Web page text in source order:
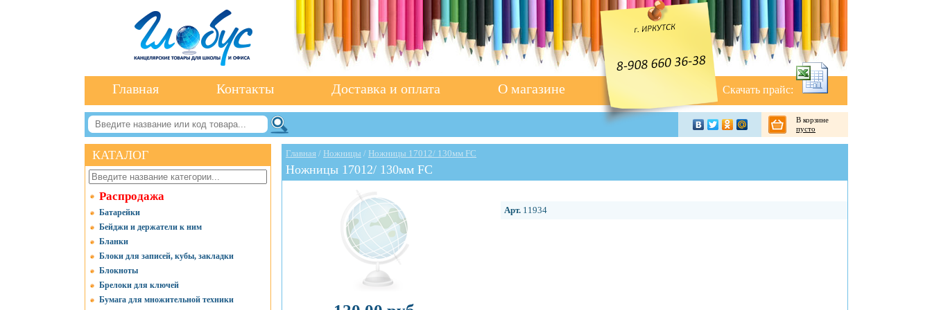
Скачать прайс:
Главная Контакты Доставка и оплата О магазине
В корзине
пусто
КАТАЛОГ
Распродажа
Батарейки
Бейджи и держатели к ним
Бланки
Блоки для записей, кубы, закладки
Блокноты
Брелоки для ключей
Бумага для множительной техники
Главная / Ножницы / Ножницы 17012/ 130мм FC
Ножницы 17012/ 130мм FC
Арт. 11934